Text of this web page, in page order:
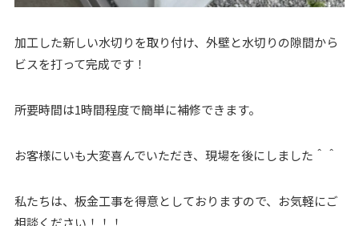
加工した新しい水切りを取り付け、外壁と水切りの隙間から
ビスを打って完成です！
所要時間は1時間程度で簡単に補修できます。
お客様にいも大変喜んでいただき、現場を後にしました＾＾
私たちは、板金工事を得意としておりますので、お気軽にご
相談ください！！！